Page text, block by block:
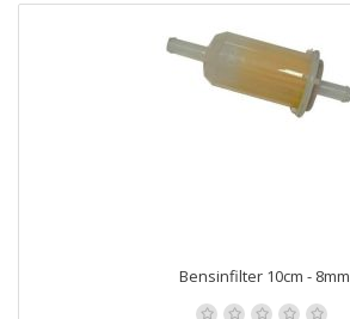
Bensinfilter 10cm - 8mm